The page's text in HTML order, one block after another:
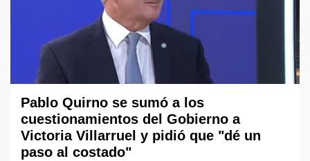
Pablo Quirno se sumó a los
cuestionamientos del Gobierno a
Victoria Villarruel y pidió que "dé un
paso al costado"